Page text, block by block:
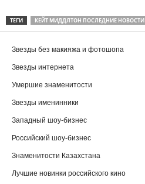
ТЕГИ КЕЙТ МИДДЛТОН ПОСЛЕДНИЕ НОВОСТИ
Звезды без макияжа и фотошопа
Звезды интернета
Умершие знаменитости
Звезды именинники
Западный шоу-бизнес
Российский шоу-бизнес
Знаменитости Казахстана
Лучшие новинки российского кино